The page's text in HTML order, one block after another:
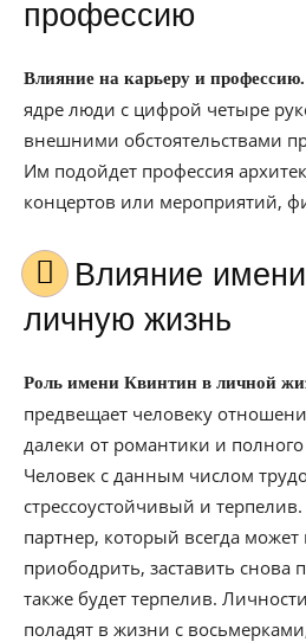
профессию
Влияние на карьеру и профессию.
ядре люди с цифрой четыре
внешними обстоятельствами
Им подойдет профессия
концертов или мероприятий,
Влияние имени Квинтин на
личную жизнь
Роль имени Квинтин в личной
предвещает человеку
далеки от романтики и
Человек с данным числом
стрессоустойчивый и
партнер, который всегда
приободрить, заставить снова
также будет терпелив.
поладят в жизни с